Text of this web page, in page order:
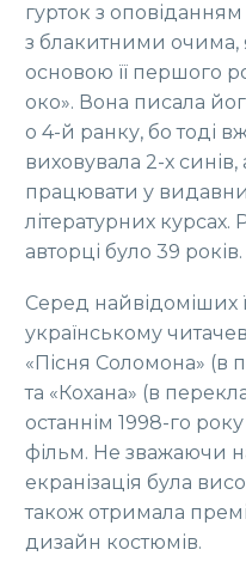
гурток з
з блакитними очима,
основою її першого
око». Вона писала
о 4-й ранку, бо тоді
виховувала 2-х
працювати у
літературних
авторці було 39 років.
Серед найвідоміших
українському
«Пісня Соломона» (в
та «Кохана» (в
останнім 1998-го
фільм. Не зважаючи
екранізація була
також отримала
дизайн костюмів.